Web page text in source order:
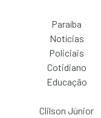
Paraíba
Notícias
Policiais
Cotidiano
Educação
Clilson Júnior